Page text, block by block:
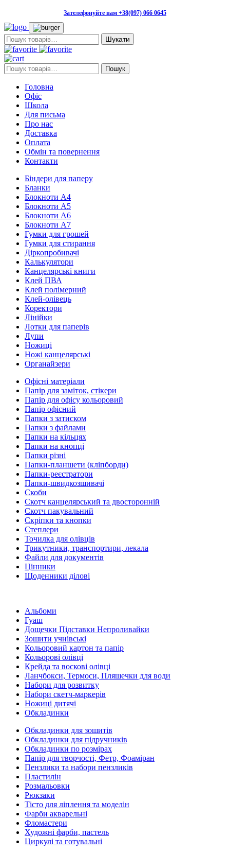
Зателефонуйте нам +38(097) 066 0645
Пошук:
Пошук: Пошук
Головна
Офіс
Школа
Для письма
Про нас
Доставка
Оплата
Обмін та повернення
Контакти
Біндери для паперу
Бланки
Блокноти А4
Блокноти А5
Блокноти А6
Блокноти А7
Гумки для грошей
Гумки для стирання
Діркопробивачі
Калькулятори
Канцелярські книги
Клей ПВА
Клей полімерний
Клей-олівець
Коректори
Лінійки
Лотки для паперів
Лупи
Ножиці
Ножі канцелярські
Органайзери
Офісні матеріали
Папір для заміток, стікери
Папір для офісу кольоровий
Папір офісний
Папки з затиском
Папки з файлами
Папки на кільцях
Папки на кнопці
Папки різні
Папки-планшети (кліпборди)
Папки-реєстратори
Папки-швидкозшивачі
Скоби
Скотч канцелярський та двосторонній
Скотч пакувальний
Скріпки та кнопки
Степлери
Точилка для олівців
Трикутники, транспортири, лекала
Файли для документів
Цінники
Щоденники ділові
Альбоми
Гуаш
Дощечки Підставки Непроливайки
Зошити учнівські
Кольоровий картон та папір
Кольорові олівці
Крейда та воскові олівці
Ланчбокси, Термоси, Пляшечки для води
Набори для розвитку
Набори скетч-маркерів
Ножиці дитячі
Обкладинки
Обкладинки для зошитів
Обкладинки для підручників
Обкладинки по розмірах
Папір для творчості, Фетр, Фоаміран
Пензлики та набори пензликів
Пластилін
Розмальовки
Рюкзаки
Тісто для ліплення та моделін
Фарби акварельні
Фломастери
Художні фарби, пастель
Циркулі та готувальні